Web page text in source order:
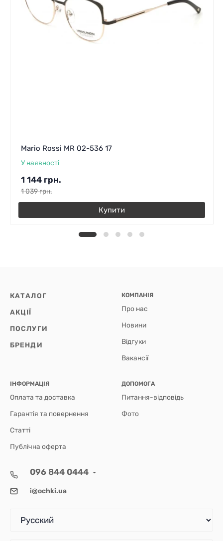
Mario Rossi MR 02-536 17
У наявності
1 144 грн.
1 039грн.
Купити
КАТАЛОГ
АКЦІЇ
ПОСЛУГИ
БРЕНДИ
КОМПАНІЯ
Про нас
Новини
Відгуки
Вакансії
ІНФОРМАЦІЯ
Оплата та доставка
Гарантія та повернення
Статті
Публічна оферта
ДОПОМОГА
Питання-відповідь
Фото
096 844 0444
i@ochki.ua